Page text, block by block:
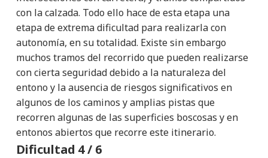
con la calzada. Todo ello hace de esta etapa una
etapa de extrema dificultad para realizarla con
autonomía, en su totalidad. Existe sin embargo
muchos tramos del recorrido que pueden realizarse
con cierta seguridad debido a la naturaleza del
entono y la ausencia de riesgos significativos en
algunos de los caminos y amplias pistas que
recorren algunas de las superficies boscosas y en
entonos abiertos que recorre este itinerario.
Dificultad 4 / 6